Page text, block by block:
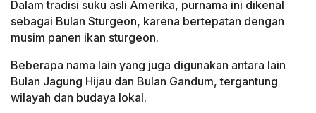
Dalam tradisi suku asli Amerika, purnama ini dikenal
sebagai Bulan Sturgeon, karena bertepatan dengan
musim panen ikan sturgeon.
Beberapa nama lain yang juga digunakan antara lain
Bulan Jagung Hijau dan Bulan Gandum, tergantung
wilayah dan budaya lokal.